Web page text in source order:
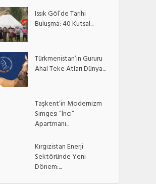
Issık Göl’de Tarihi
Buluşma: 40 Kutsal...
Türkmenistan’ın Gururu
Ahal Teke Atları Dünya...
Taşkent’in Modernizm
Simgesi “İnci”
Apartmanı...
Kırgızistan Enerji
Sektöründe Yeni
Dönem:...